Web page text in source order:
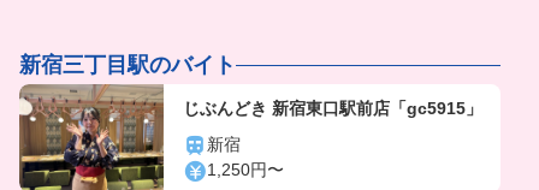
新宿三丁目駅のバイト
じぶんどき 新宿東口駅前店「gc5915」
新宿
1,250円〜